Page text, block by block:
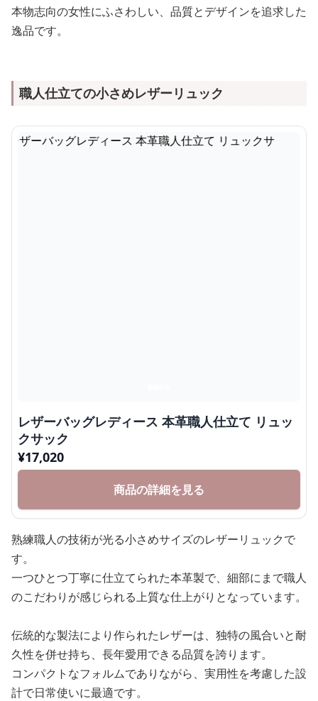
本物志向の女性にふさわしい、品質とデザインを追求した
逸品です。
職人仕立ての小さめレザーリュック
レザーバッグレディース 本革職人仕立て リュッ
クサック
¥17,020
商品の詳細を見る
熟練職人の技術が光る小さめサイズのレザーリュックで
す。
一つひとつ丁寧に仕立てられた本革製で、細部にまで職人
のこだわりが感じられる上質な仕上がりとなっています。
伝統的な製法により作られたレザーは、独特の風合いと耐
久性を併せ持ち、長年愛用できる品質を誇ります。
コンパクトなフォルムでありながら、実用性を考慮した設
計で日常使いに最適です。